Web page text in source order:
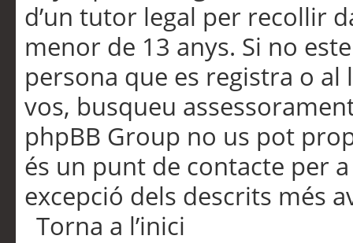
d’un tutor legal per recollir
menor de 13 anys. Si no
persona que es registra o
vos, busqueu
phpBB Group no us pot
és un punt de contacte per
excepció dels descrits més
Torna a l’inici